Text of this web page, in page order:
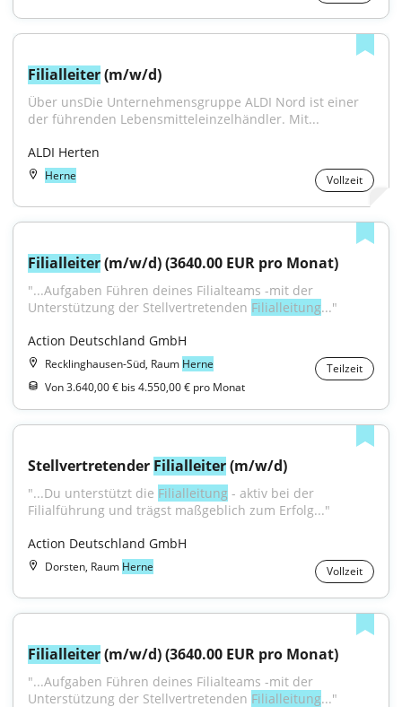
Filialleiter (m/w/d)
Über unsDie Unternehmensgruppe ALDI Nord ist einer
der führenden Lebensmitteleinzelhändler. Mit...
ALDI Herten
Herne Vollzeit
Filialleiter (m/w/d) (3640.00 EUR pro Monat)
"...Aufgaben Führen deines Filialteams -mit der
Unterstützung der Stellvertretenden Filialleitung..."
Action Deutschland GmbH
Recklinghausen-Süd, Raum Herne
Teilzeit
Von 3.640,00 € bis 4.550,00 € pro Monat
Stellvertretender Filialleiter (m/w/d)
"...Du unterstützt die Filialleitung - aktiv bei der
Filialführung und trägst maßgeblich zum Erfolg..."
Action Deutschland GmbH
Dorsten, Raum Herne Vollzeit
Filialleiter (m/w/d) (3640.00 EUR pro Monat)
"...Aufgaben Führen deines Filialteams -mit der
Unterstützung der Stellvertretenden Filialleitung..."